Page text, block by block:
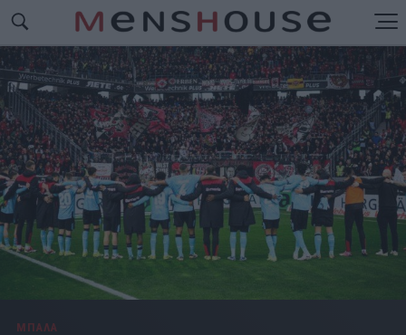
ΜΠΑΛΑ